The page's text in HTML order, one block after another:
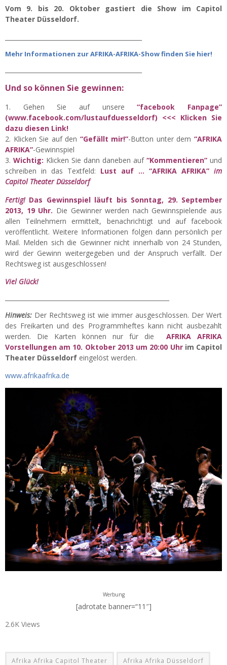
Vom 9. bis 20. Oktober gastiert die Show im Capitol
Theater Düsseldorf.
Mehr Informationen zur AFRIKA-AFRIKA-Show finden Sie hier!
Und so können Sie gewinnen:
Gehen Sie auf unsere“facebook Fanpage”
(www.facebook.com/lustaufduesseldorf) <<< Klicken Sie
dazu diesen Link!
Klicken Sie auf den “Gefällt mir!”-Button unter dem“AFRIKA
AFRIKA”-Gewinnspiel
Wichtig: Klicken Sie dann daneben auf “Kommentieren” und
schreiben in das Textfeld: Lust auf … “AFRIKA AFRIKA” im
Capitol Theater Düsseldorf
Fertig! Das Gewinnspiel läuft bis Sonntag, 29. September
2013, 19 Uhr. Die Gewinner werden nach Gewinnspielende aus
allen Teilnehmern ermittelt, benachrichtigt und auf facebook
veröffentlicht. Weitere Informationen folgen dann persönlich per
Mail. Melden sich die Gewinner nicht innerhalb von 24 Stunden,
wird der Gewinn weitergegeben und der Anspruch verfällt. Der
Rechtsweg ist ausgeschlossen!
Viel Glück!
Hinweis: Der Rechtsweg ist wie immer ausgeschlossen. Der Wert
des Freikarten und des Programmheftes kann nicht ausbezahlt
werden. Die Karten können nur für die AFRIKA AFRIKA
Vorstellungen am 10. Oktober 2013 um 20:00 Uhr im Capitol
Theater Düsseldorf eingelöst werden.
www.afrikaafrika.de
Werbung
[adrotate banner=“11″]
2.6K Views
Afrika Afrika Capitol Theater Afrika Afrika Düsseldorf